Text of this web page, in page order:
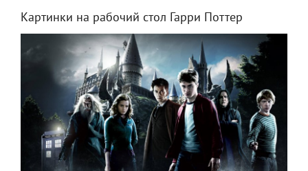
Картинки на рабочий стол Гарри Поттер